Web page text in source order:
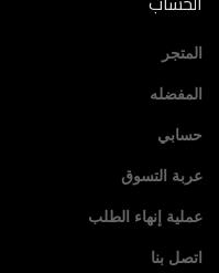
المتجر
المفضله
حسابي
عربة التسوق
عملية إنهاء الطلب
اتصل بنا